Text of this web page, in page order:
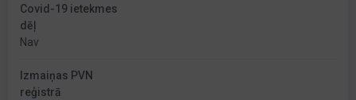
Covid-19 ietekmes
dēļ
Nav
Izmaiņas PVN
reģistrā